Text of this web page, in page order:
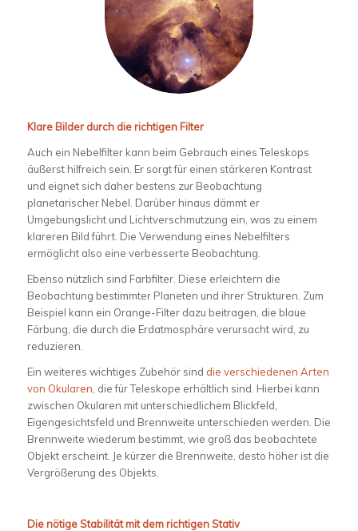
Klare Bilder durch die richtigen Filter
Auch ein Nebelfilter kann beim Gebrauch eines Teleskops
äußerst hilfreich sein. Er sorgt für einen stärkeren Kontrast
und eignet sich daher bestens zur Beobachtung
planetarischer Nebel. Darüber hinaus dämmt er
Umgebungslicht und Lichtverschmutzung ein, was zu einem
klareren Bild führt. Die Verwendung eines Nebelfilters
ermöglicht also eine verbesserte Beobachtung.
Ebenso nützlich sind Farbfilter. Diese erleichtern die
Beobachtung bestimmter Planeten und ihrer Strukturen. Zum
Beispiel kann ein Orange-Filter dazu beitragen, die blaue
Färbung, die durch die Erdatmosphäre verursacht wird, zu
reduzieren.
Ein weiteres wichtiges Zubehör sind die verschiedenen Arten
von Okularen, die für Teleskope erhältlich sind. Hierbei kann
zwischen Okularen mit unterschiedlichem Blickfeld,
Eigengesichtsfeld und Brennweite unterschieden werden. Die
Brennweite wiederum bestimmt, wie groß das beobachtete
Objekt erscheint. Je kürzer die Brennweite, desto höher ist die
Vergrößerung des Objekts.
Die nötige Stabilität mit dem richtigen Stativ